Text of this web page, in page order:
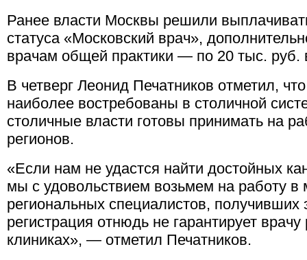
Ранее власти Москвы решили
статуса «Московский врач»,
врачам общей практики — по 20 тыс. руб.
В четверг Леонид Печатников отметил,
наиболее востребованы в столичной
столичные власти готовы принимать на
регионов.
«Если нам не удастся найти достойных
мы с удовольствием возьмем на работу в
региональных специалистов, получивших
регистрация отнюдь не гарантирует
клиниках», — отметил Печатников.